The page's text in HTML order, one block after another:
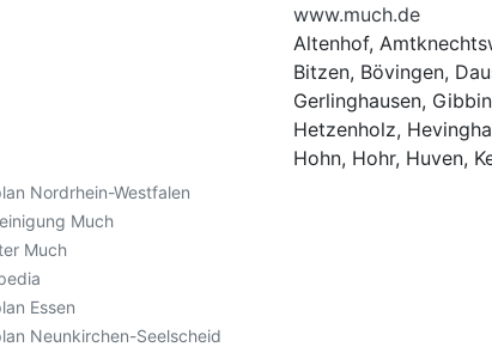
www.much.de
Altenhof,
Bitzen, Bövingen,
Gerlinghausen,
Hetzenholz,
Hohn, Hohr, Huven,
Nordrhein-Westfalen
Much
Much
Essen
Neunkirchen-Seelscheid